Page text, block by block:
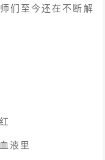
们至今还在不断解
液里